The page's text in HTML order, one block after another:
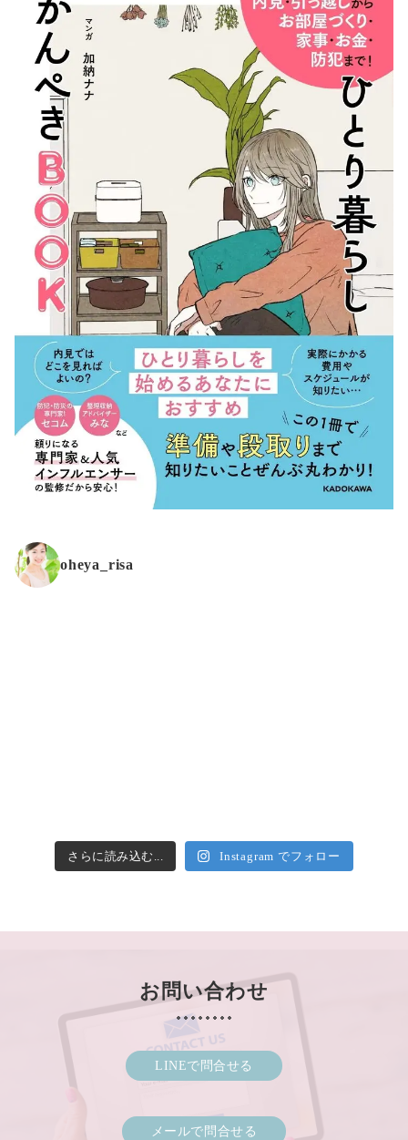
oheya_risa
さらに読み込む... Instagram でフォロー
お問い合わせ
LINEで問合せる
メールで問合せる